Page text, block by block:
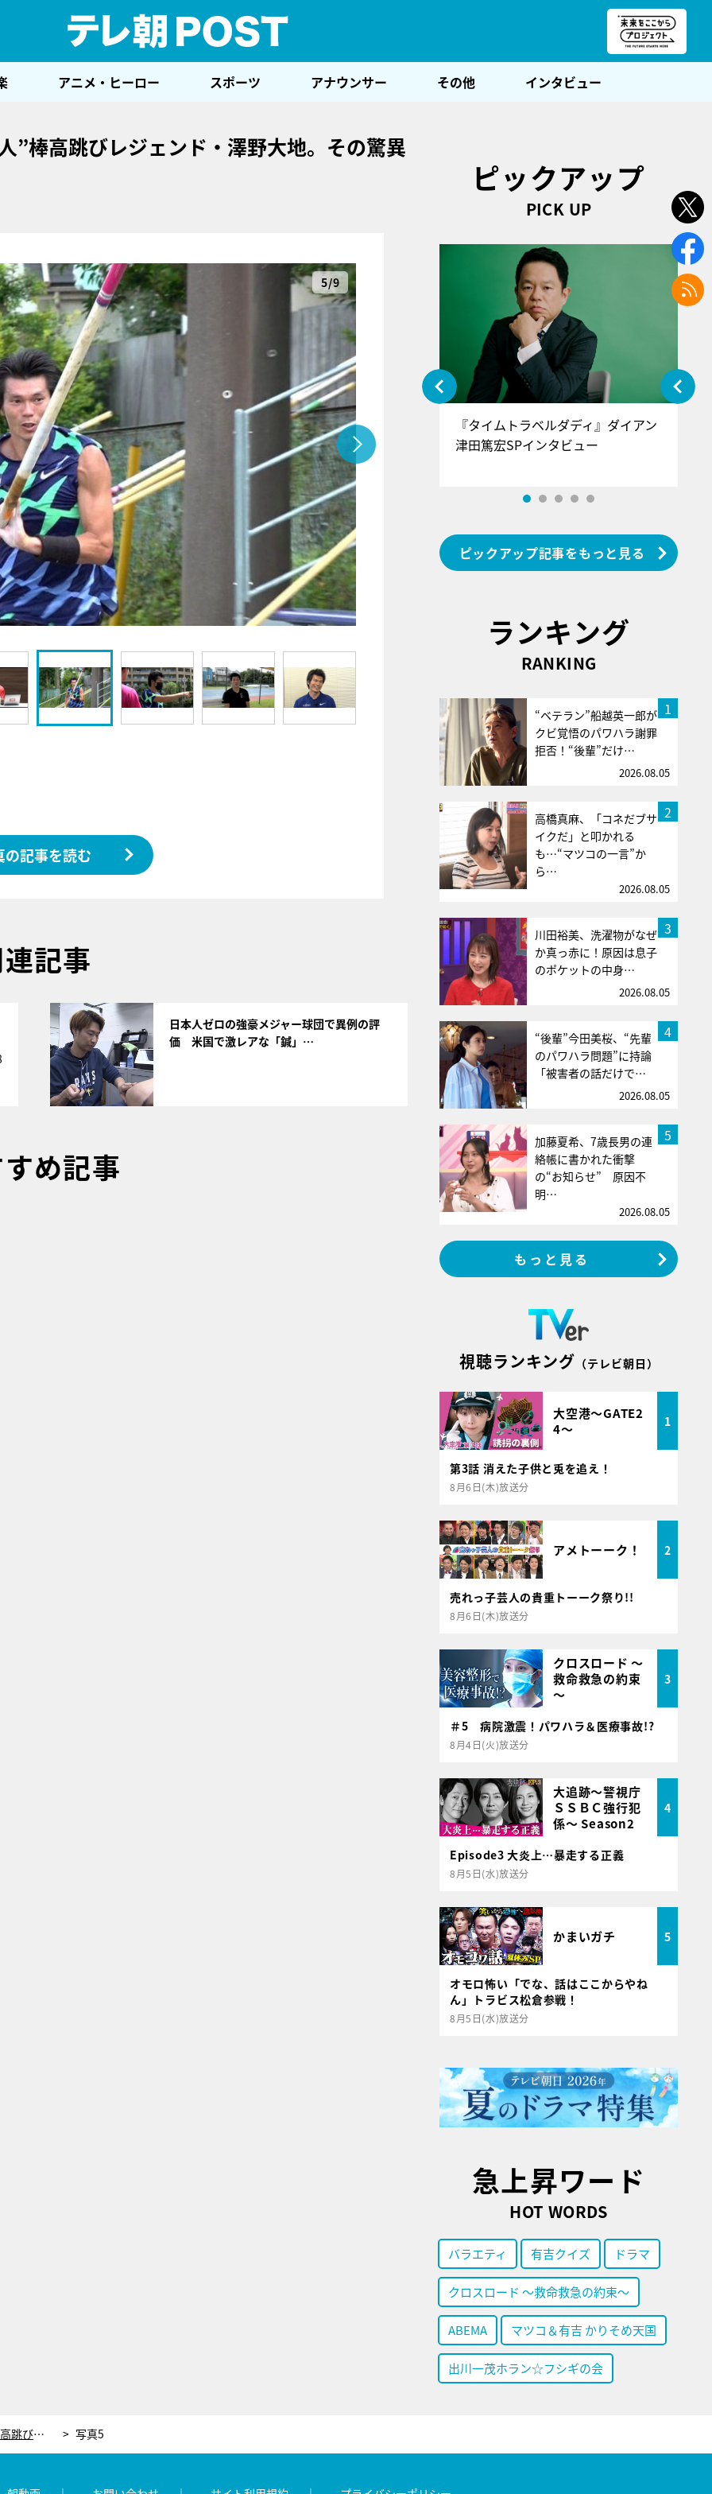
アニメ・ヒーロー スポーツ アナウンサー その他 インタビュー
”棒高跳びレジェンド・澤野大地。その驚異
5/9
の記事を読む
記事
日本人ゼロの強豪メジャー球団で異例の評
価 米国で激レアな「鍼」…
め記事
ピックアップ
PICK UP
『アイ＝ラブ！げーみんぐ』＝LOV
E齋藤樹愛羅＆佐々木舞香SPインタ
ビュー
『タイムトラベルダディ』ダイアン
津田篤宏SPインタビュー
ピックアップ記事をもっと見る
ランキング
RANKING
1
“ベテラン”船越英一郎が
クビ覚悟のパワハラ謝罪
拒否！“後輩”だけ…
2026.08.05
2
高橋真麻、「コネだブサ
イクだ」と叩かれる
も…“マツコの一言”か
ら…
2026.08.05
3
川田裕美、洗濯物がなぜ
か真っ赤に！原因は息子
のポケットの中身…
2026.08.05
4
“後輩”今田美桜、“先輩
のパワハラ問題”に持論
「被害者の話だけで…
2026.08.05
5
加藤夏希、7歳長男の連
絡帳に書かれた衝撃
の“お知らせ” 原因不
明…
2026.08.05
もっと見る
視聴ランキング （テレビ朝日）
大空港～GATE2
4～
1
第3話 消えた子供と兎を追え！
8月6日(木)放送分
アメトーーク！ 2
売れっ子芸人の貴重トーーク祭り!!
8月6日(木)放送分
クロスロード ～
救命救急の約束
～
3
＃5 病院激震！パワハラ＆医療事故!?
8月4日(火)放送分
大追跡～警視庁
ＳＳＢＣ強行犯
係～ Season2
4
Episode3 大炎上…暴走する正義
8月5日(水)放送分
かまいガチ 5
オモロ怖い「でな、話はここからやね
ん」トラビス松倉参戦！
8月5日(水)放送分
急上昇ワード
HOT WORDS
バラエティ 有吉クイズ ドラマ
クロスロード ～救命救急の約束～
ABEMA マツコ＆有吉 かりそめ天国
出川一茂ホラン☆フシギの会
40歳で現役、5つの顔をもつ“超人”棒高跳びレジェンド・澤野大地。その驚異的な選手生活 写真5